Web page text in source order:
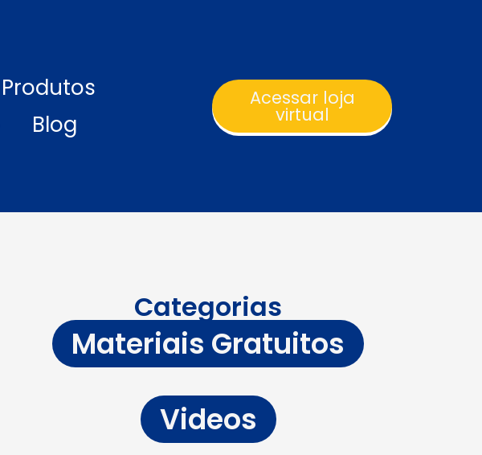
Produtos
Blog
Acessar loja
virtual
Categorias
Materiais Gratuitos
Videos